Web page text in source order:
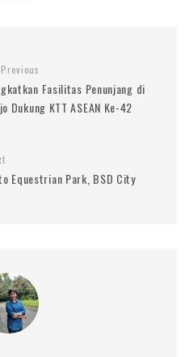
Previous
Fasilitas Penunjang di
Dukung KTT ASEAN Ke-42
Equestrian Park, BSD City